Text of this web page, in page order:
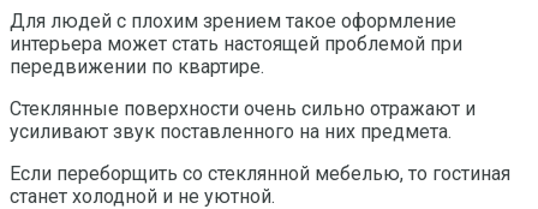
Для людей с плохим зрением такое оформление
интерьера может стать настоящей проблемой при
передвижении по квартире.
Стеклянные поверхности очень сильно отражают и
усиливают звук поставленного на них предмета.
Если переборщить со стеклянной мебелью, то гостиная
станет холодной и не уютной.